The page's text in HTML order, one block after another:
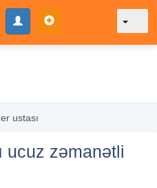
ustası
ucuz zəmanətli